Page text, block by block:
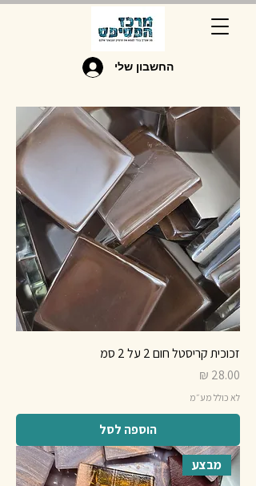
החשבון שלי
זכוכית קריסטל חום 2 על 2 סמ
מחיר
לא כולל מע״מ
הוספה לסל
מבצע